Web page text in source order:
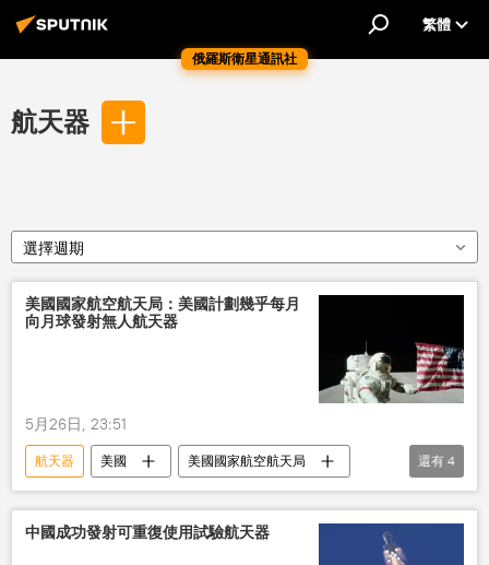
俄羅斯衛星通訊社
繁體
航天器
選擇週期
美國國家航空航天局：美國計劃幾乎每月
向月球發射無人航天器
5月26日, 23:51
航天器 美國
美國國家航空航天局
月球
發射 無人機 計劃
還有 4
中國成功發射可重復使用試驗航天器